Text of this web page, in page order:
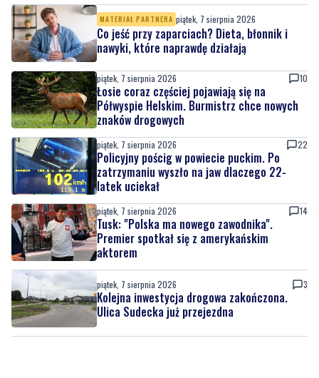
MATERIAŁ PARTNERA piątek, 7 sierpnia 2026
Co jeść przy zaparciach? Dieta, błonnik i
nawyki, które naprawdę działają
piątek, 7 sierpnia 2026 10
Łosie coraz częściej pojawiają się na
Półwyspie Helskim. Burmistrz chce nowych
znaków drogowych
piątek, 7 sierpnia 2026 22
Policyjny pościg w powiecie puckim. Po
zatrzymaniu wyszło na jaw dlaczego 22-
latek uciekał
piątek, 7 sierpnia 2026 14
Tusk: "Polska ma nowego zawodnika".
Premier spotkał się z amerykańskim
aktorem
piątek, 7 sierpnia 2026 3
Kolejna inwestycja drogowa zakończona.
Ulica Sudecka już przejezdna